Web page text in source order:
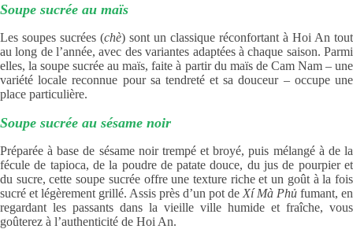
Soupe sucrée au maïs
Les soupes sucrées (chè) sont un classique réconfortant à Hoi An tout
au long de l’année, avec des variantes adaptées à chaque saison. Parmi
elles, la soupe sucrée au maïs, faite à partir du maïs de Cam Nam – une
variété locale reconnue pour sa tendreté et sa douceur – occupe une
place particulière.
Soupe sucrée au sésame noir
Préparée à base de sésame noir trempé et broyé, puis mélangé à de la
fécule de tapioca, de la poudre de patate douce, du jus de pourpier et
du sucre, cette soupe sucrée offre une texture riche et un goût à la fois
sucré et légèrement grillé. Assis près d’un pot de Xí Mà Phủ fumant, en
regardant les passants dans la vieille ville humide et fraîche, vous
goûterez à l’authenticité de Hoi An.